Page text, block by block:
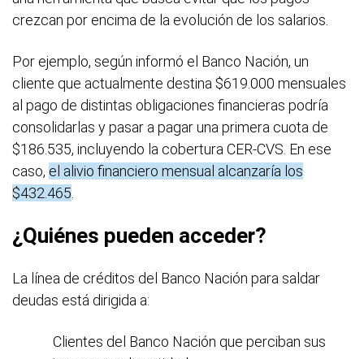
crezcan por encima de la evolución de los salarios.
Por ejemplo, según informó el Banco Nación, un
cliente que actualmente destina $619.000 mensuales
al pago de distintas obligaciones financieras podría
consolidarlas y pasar a pagar una primera cuota de
$186.535, incluyendo la cobertura CER-CVS. En ese
caso, el alivio financiero mensual alcanzaría los
$432.465.
¿Quiénes pueden acceder?
La línea de créditos del Banco Nación para saldar
deudas está dirigida a:
Clientes del Banco Nación que perciban sus